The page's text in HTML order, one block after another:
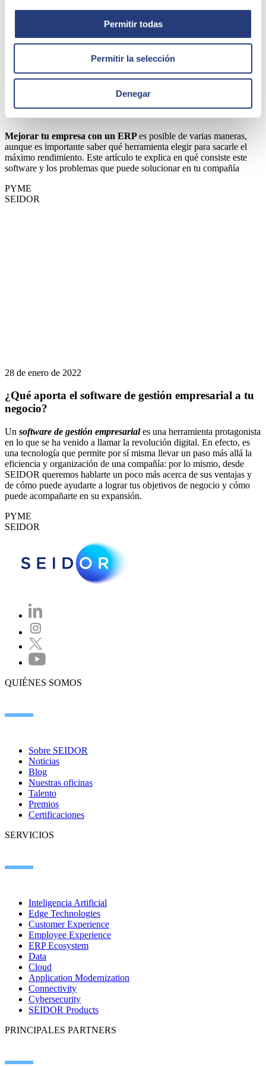
Permitir todas
Permitir la selección
Denegar
31 de enero de 2022
Los problemas que puede mejorar tu empresa con
un ERP
Mejorar tu empresa con un ERPes posible de varias maneras,
aunque es importante saber qué herramienta elegir para sacarle el
máximo rendimiento. Este artículo te explica en qué consiste este
software y los problemas que puede solucionar en tu compañía
PYME
SEIDOR
28 de enero de 2022
¿Qué aporta el software de gestión empresarial a tu
negocio?
Un software de gestión empresariales una herramienta protagonista
en lo que se ha venido a llamar la revolución digital. En efecto, es
una tecnología que permite por sí misma llevar un paso más allá la
eficiencia y organización de una compañía: por lo mismo, desde
SEIDOR queremos hablarte un poco más acerca de sus ventajas y
de cómo puede ayudarte a lograr tus objetivos de negocio y cómo
puede acompañarte en su expansión.
PYME
SEIDOR
QUIÉNES SOMOS
Sobre SEIDOR
Noticias
Blog
Nuestras oficinas
Talento
Premios
Certificaciones
SERVICIOS
Inteligencia Artificial
Edge Technologies
Customer Experience
Employee Experience
ERP Ecosystem
Data
Cloud
Application Modernization
Connectivity
Cybersecurity
SEIDOR Products
PRINCIPALES PARTNERS